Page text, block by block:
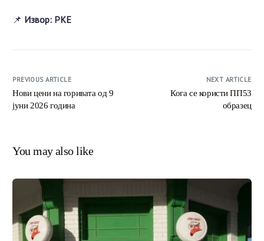
📌 Извор: РКЕ
PREVIOUS ARTICLE
Нови цени на горивата од 9
јуни 2026 година
NEXT ARTICLE
Кога се користи ПП53
образец
You may also like